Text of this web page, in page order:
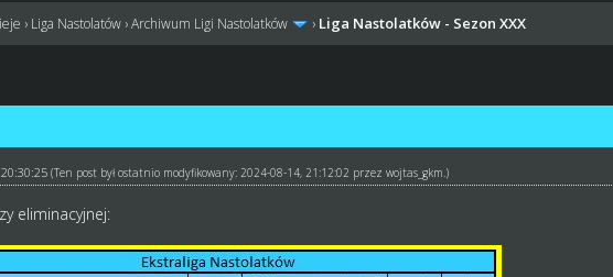
› Liga Nastolatów ›Archiwum Ligi Nastolatków › Liga Nastolatków - Sezon XXX
(Ten post był ostatnio modyfikowany: 2024-08-14, 21:12:02 przez wojtas_gkm .)
eliminacyjnej: